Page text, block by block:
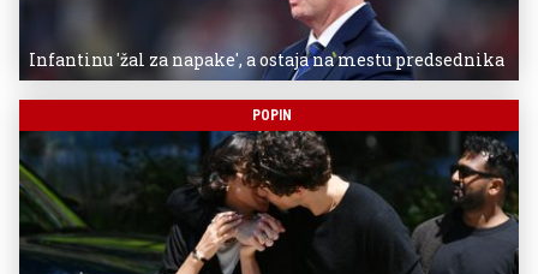
Infantinu 'žal za napake', a ostaja na mestu predsednika
POPIN